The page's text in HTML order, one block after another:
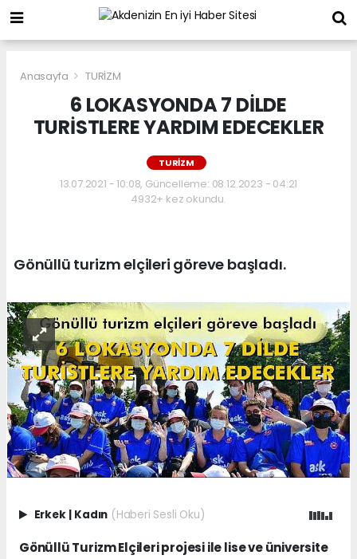
Anasayfa TURİZM
6 LOKASYONDA 7 DİLDE
TURİSTLERE YARDIM EDECEKLER
TURİZM
13.07.2021 - 10:08, Güncelleme: 08.12.2023 - 04:21
4932+ kez okundu.
Gönüllü turizm elçileri göreve başladı.
Erkek Kadın (Haberi Sesli Oku)
Gönüllü Turizm Elçileri projesi ile lise ve üniversite